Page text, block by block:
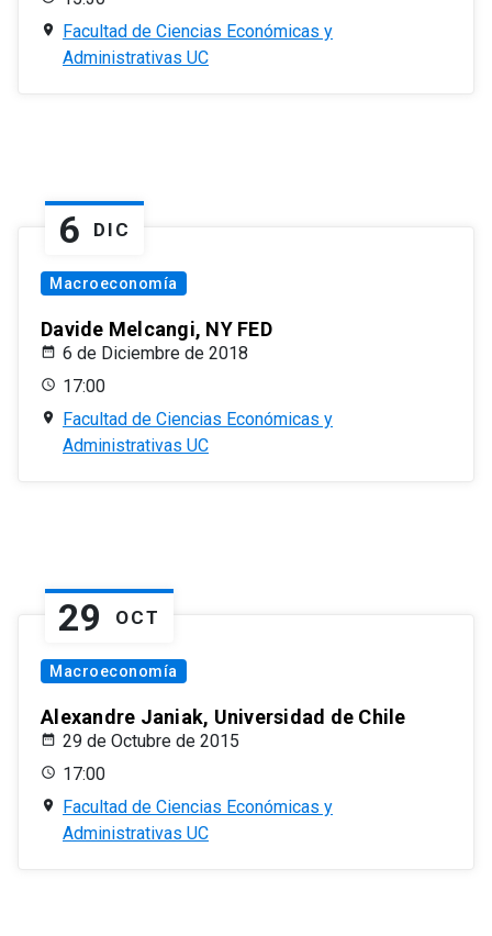
Facultad de Ciencias Económicas y
Administrativas UC
6 DIC
Macroeconomía
Davide Melcangi, NY FED
6 de Diciembre de 2018
17:00
Facultad de Ciencias Económicas y
Administrativas UC
29 OCT
Macroeconomía
Alexandre Janiak, Universidad de Chile
29 de Octubre de 2015
17:00
Facultad de Ciencias Económicas y
Administrativas UC